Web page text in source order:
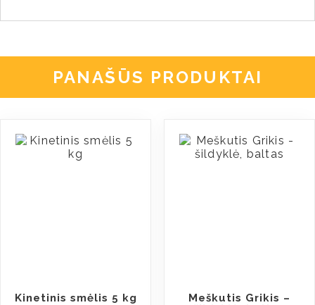
PANAŠŪS PRODUKTAI
Kinetinis smėlis 5 kg
Meškutis Grikis –